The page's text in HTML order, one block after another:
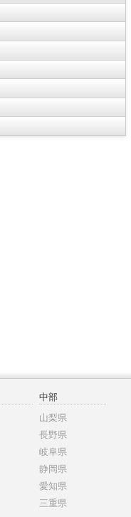
中部
山梨県
長野県
岐阜県
静岡県
愛知県
三重県